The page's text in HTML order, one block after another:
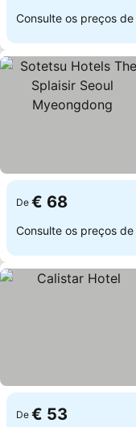
Consulte os preços de
De € 68
Consulte os preços de
De € 53